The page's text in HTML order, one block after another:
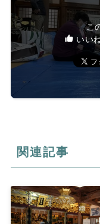
こ
いい
関連記事